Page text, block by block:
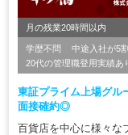
月の残業20時間以内
学歴不問 中途入社が5
20代の管理職登用実績あ
東証プライム上場グル
面接確約◎
百貨店を中心に様々な